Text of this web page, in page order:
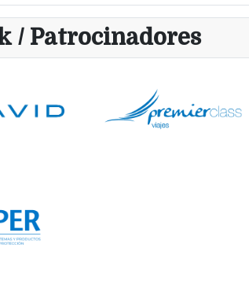
/ Patrocinadores